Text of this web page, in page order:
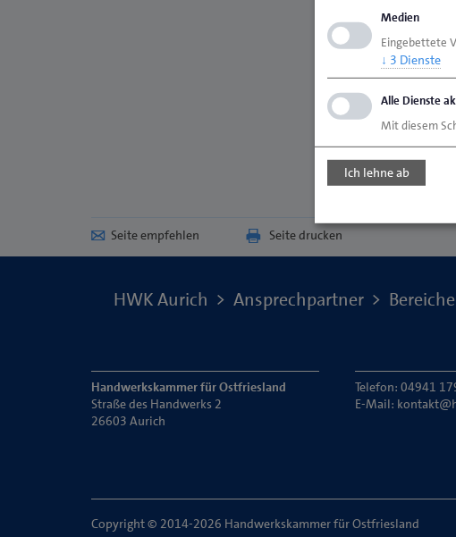
Seite empfehlen Seite drucken
HWK Aurich Ansprechpartner Bereiche
Handwerkskammer für Ostfriesland
Straße des Handwerks 2
26603 Aurich
Telefon: 04941
E-Mail:
Copyright © 2014-2026 Handwerkskammer für Ostfriesland
Medien
Eingebettete
↓ 3 Dienste
Alle Dienste
Mit diesem
Ich lehne ab